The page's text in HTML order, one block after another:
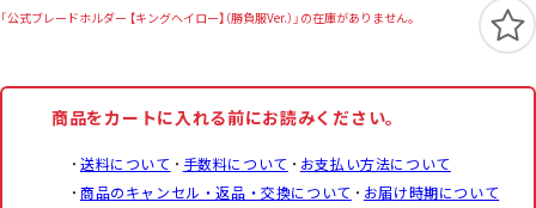
「公式ブレードホルダー 【キングヘイロー】（勝負服Ver.）」の在庫がありません。
商品をカートに入れる前にお読みください。
送料について 手数料について
お支払い方法について
商品のキャンセル・返品・交換について
お届け時期について